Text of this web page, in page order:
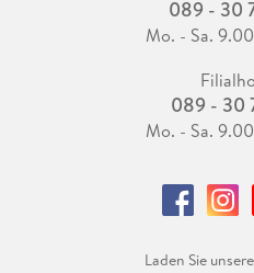
089 - 30
Mo. - Sa.
089 - 30
Mo. - Sa.
Laden Sie